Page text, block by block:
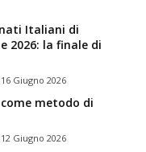
Italiani di
2026: la finale di
16 Giugno 2026
metodo di
12 Giugno 2026